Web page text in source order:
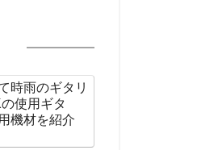
時雨のギタリ
使用ギタ
機材を紹介